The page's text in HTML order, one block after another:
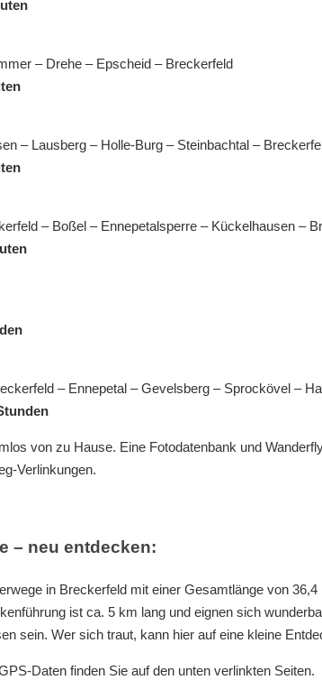
– Drehe – Epscheid – Breckerfeld
– Lausberg – Holle-Burg – Steinbachtal –
– Boßel – Ennepetalsperre – Kückelhausen –
– Ennepetal – Gevelsberg – Sprockövel –
von zu Hause. Eine Fotodatenbank und
Verlinkungen.
– neu entdecken:
in Breckerfeld mit einer Gesamtlänge von
ist ca. 5 km lang und eignen sich
sein. Wer sich traut, kann hier auf eine kleine
Daten finden Sie auf den unten verlinkten Seiten.